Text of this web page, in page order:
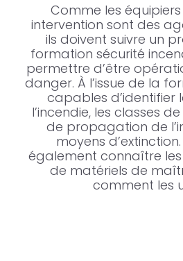
Comme les
intervention sont des
ils doivent suivre un
formation sécurité
permettre d’être
danger. À l’issue de la
capables d’identifier
l’incendie, les classes
de propagation de
moyens
également connaître
de matériels de
comment les